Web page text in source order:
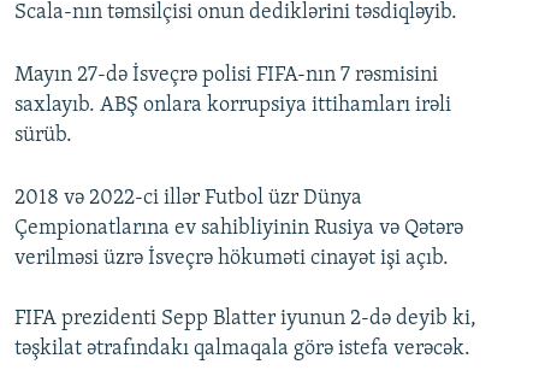
Scala-nın təmsilçisi onun dediklərini təsdiqləyib.
Mayın 27-də İsveçrə polisi FIFA-nın 7 rəsmisini
saxlayıb. ABŞ onlara korrupsiya ittihamları irəli
sürüb.
2018 və 2022-ci illər Futbol üzr Dünya
Çempionatlarına ev sahibliyinin Rusiya və Qətərə
verilməsi üzrə İsveçrə hökuməti cinayət işi açıb.
FIFA prezidenti Sepp Blatter iyunun 2-də deyib ki,
təşkilat ətrafındakı qalmaqala görə istefa verəcək.